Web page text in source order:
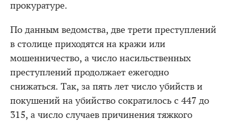
прокуратуре.
По данным ведомства, две трети преступлений
в столице приходятся на кражи или
мошенничество, а число насильственных
преступлений продолжает ежегодно
снижаться. Так, за пять лет число убийств и
покушений на убийство сократилось с 447 до
315, а число случаев причинения тяжкого